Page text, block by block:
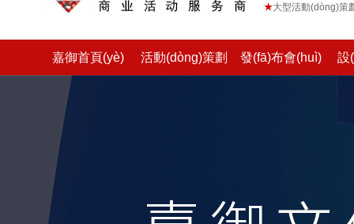
★大型活動(dòng)策
嘉御首頁(yè) 活動(dòng)策劃 發(fā)布會(huì) 設